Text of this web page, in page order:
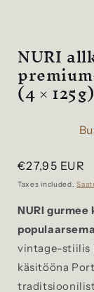
NURI
(4 × 125g)
Tavaline
hind
€27,95 EUR
Taxes included.
NURI
vintage-stiilis
käsitööna